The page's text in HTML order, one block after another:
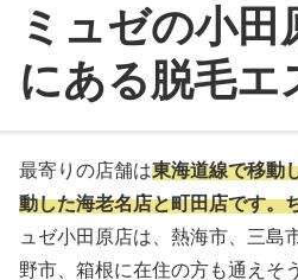
ミュゼの小田
にある脱毛エ
最寄りの店舗は東海道線で移動
動した海老名店と町田店です。
ュゼ小田原店は、熱海市、三島
野市、箱根に在住の方も通えそ